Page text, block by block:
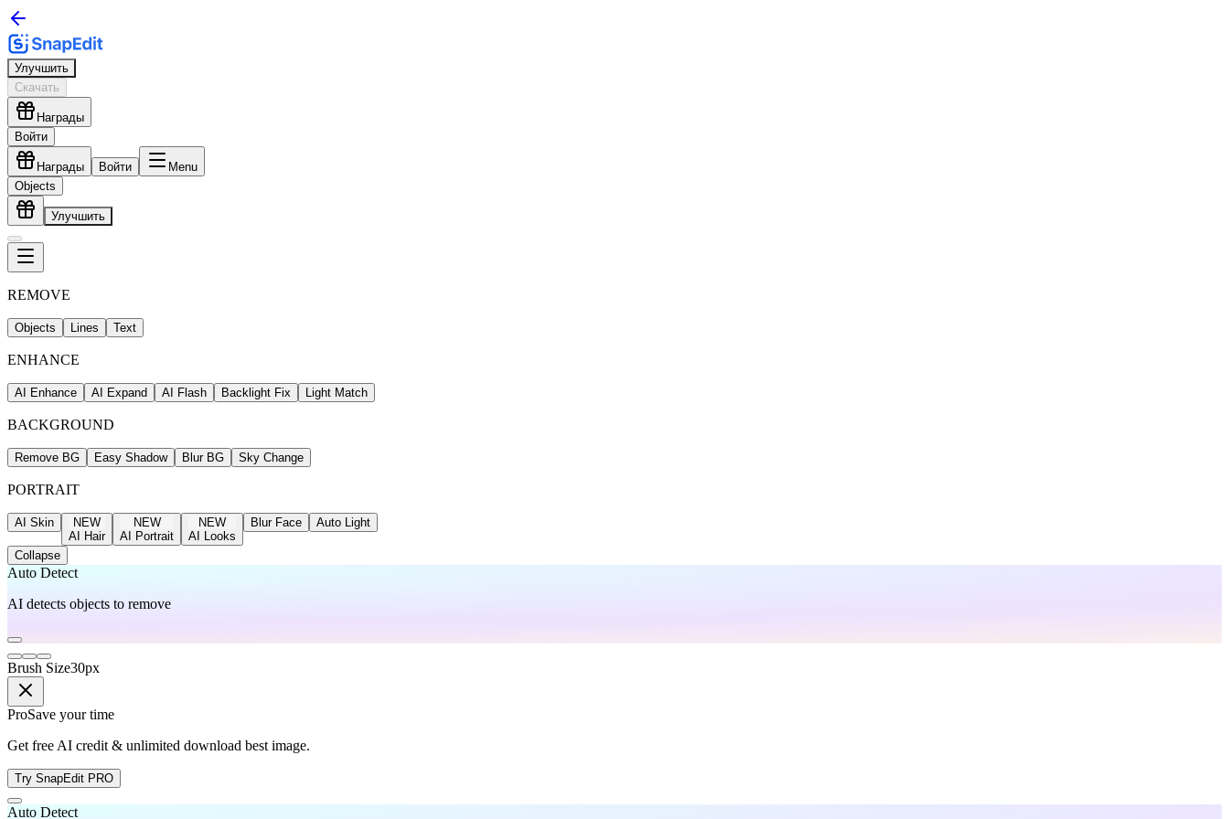
Улучшить
Скачать
Награды
Войти
Награды Войти
Menu
Objects
Улучшить
REMOVE
Objects Lines Text
ENHANCE
AI Enhance AI Expand AI Flash Backlight Fix Light Match
BACKGROUND
Remove BG Easy Shadow Blur BG Sky Change
PORTRAIT
AI Skin
NEW
AI Hair
NEW
AI Portrait
NEW
AI Looks
Blur Face Auto Light
Collapse
Auto Detect
AI detects objects to remove
Brush Size30px
ProSave your time
Get free AI credit & unlimited download best image.
Try SnapEdit PRO
Auto Detect